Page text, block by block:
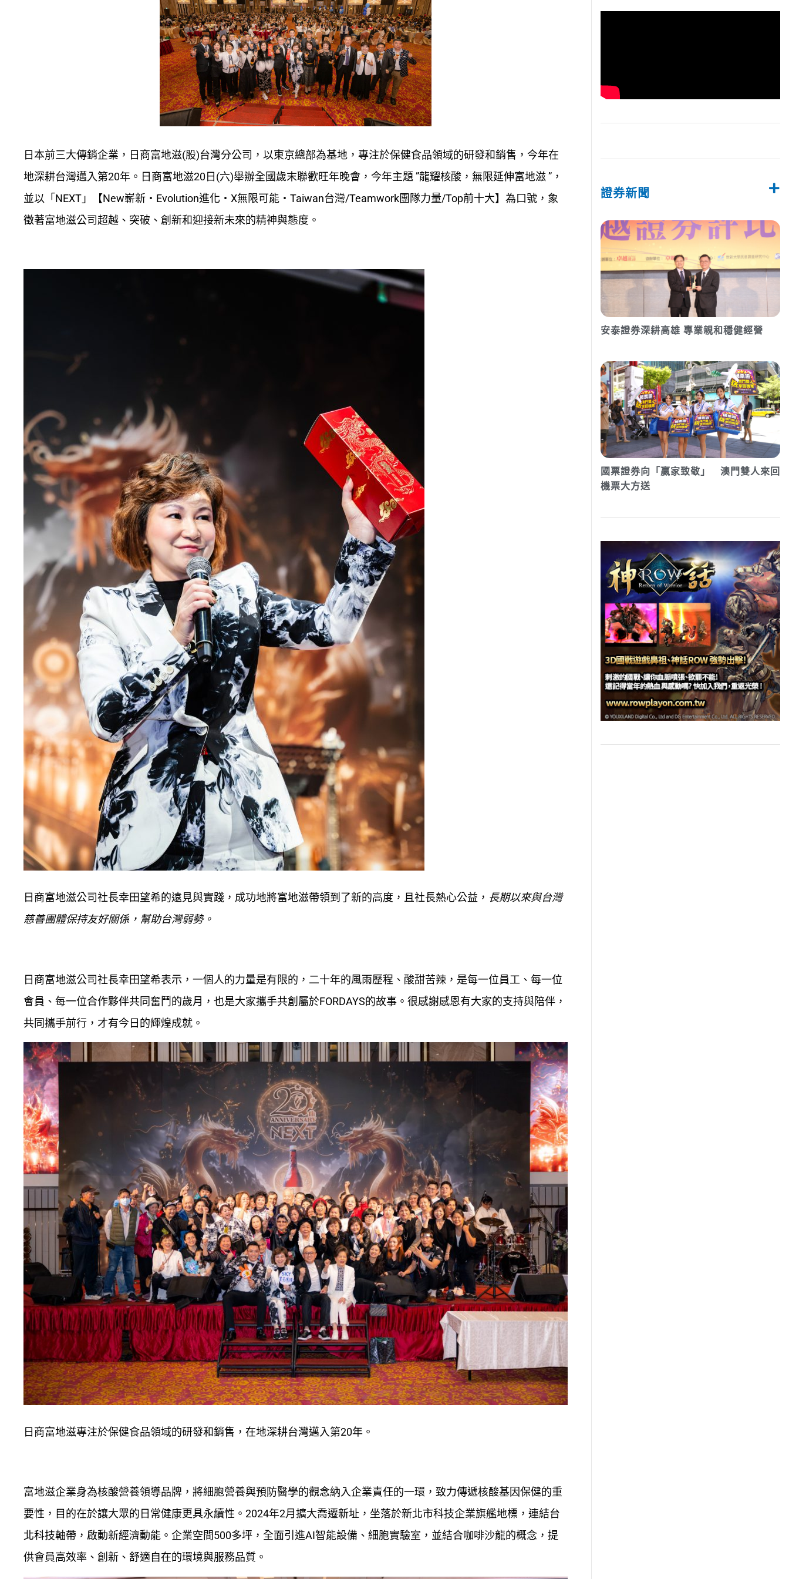
日本前三大傳銷企業，日商富地滋(股)台灣分公司，以東京總部為基地，專注於保健食品領域的研發和銷售，今年在
地深耕台灣邁入第20年。日商富地滋20日(六)舉辦全國歲末聯歡旺年晚會，今年主題 ”龍耀核酸，無限延伸富地滋 ”，
並以「NEXT」【New嶄新‧Evolution進化‧X無限可能‧Taiwan台灣/Teamwork團隊力量/Top前十大】為口號，象
徵著富地滋公司超越、突破、創新和迎接新未來的精神與態度。
日商富地滋公司社長幸田望希的遠見與實踐，成功地將富地滋帶領到了新的高度，且社長熱心公益， 長期以來與台灣
慈善團體保持友好關係，幫助台灣弱勢。
日商富地滋公司社長幸田望希表示，一個人的力量是有限的，二十年的風雨歷程、酸甜苦辣，是每一位員工、每一位
會員、每一位合作夥伴共同奮鬥的歲月，也是大家攜手共創屬於FORDAYS的故事。很感謝感恩有大家的支持與陪伴，
共同攜手前行，才有今日的輝煌成就。
日商富地滋專注於保健食品領域的研發和銷售，在地深耕台灣邁入第20年。
富地滋企業身為核酸營養領導品牌，將細胞營養與預防醫學的觀念納入企業責任的一環，致力傳遞核酸基因保健的重
要性，目的在於讓大眾的日常健康更具永續性。2024年2月擴大喬遷新址，坐落於新北市科技企業旗艦地標，連結台
北科技軸帶，啟動新經濟動能。企業空間500多坪，全面引進AI智能設備、細胞實驗室，並結合咖啡沙龍的概念，提
供會員高效率、創新、舒適自在的環境與服務品質。
證券新聞
安泰證券深耕高雄 專業親和穩健經營
國票證券向「贏家致敬」 澳門雙人來回
機票大方送